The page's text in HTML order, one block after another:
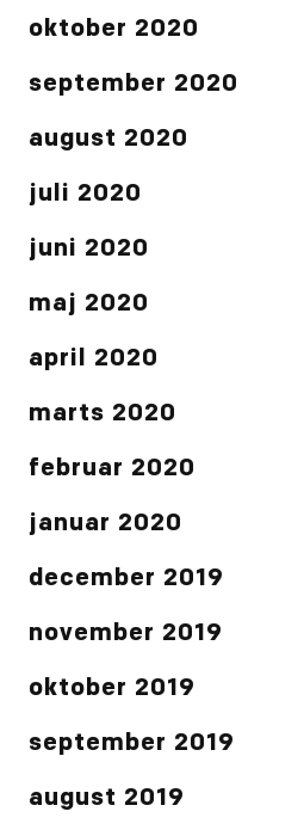
oktober 2020
september 2020
august 2020
juli 2020
juni 2020
maj 2020
april 2020
marts 2020
februar 2020
januar 2020
december 2019
november 2019
oktober 2019
september 2019
august 2019